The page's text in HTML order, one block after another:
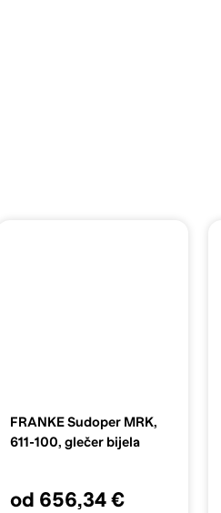
FRANKE Sudoper MRK,
611-100, glečer bijela
od 656,34 €